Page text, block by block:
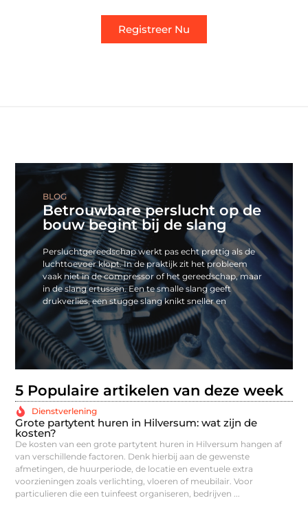
Registreer Nu
BLOG
Betrouwbare perslucht op de
bouw begint bij de slang
Persluchtgereedschap werkt pas echt prettig als de
luchttoevoer klopt. In de praktijk zit het probleem
vaak niet in de compressor of het gereedschap, maar
in de slang ertussen. Een te smalle slang geeft
drukverlies, een stugge slang knikt sneller en
5 Populaire artikelen van deze week
Dienstverlening
Grote partytent huren in Hilversum: wat zijn de
kosten?
De kosten van een grote partytent huren in Hilversum hangen af
van verschillende factoren. Denk hierbij aan de gewenste
afmetingen, de huurperiode, de locatie en eventuele extra
voorzieningen zoals verlichting, vloeren of meubilair. Voor
particulieren die een tuinfeest organiseren, bedrijven ...